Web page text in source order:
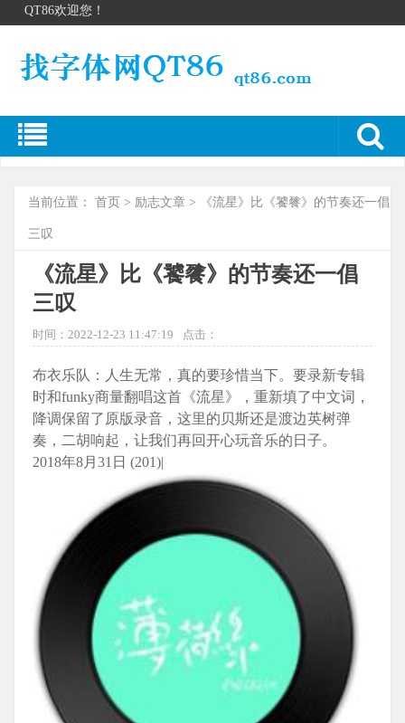
QT86欢迎您！
当前位置： 首页 > 励志文章 > 《流星》比《饕餮》的节奏还一倡
三叹
《流星》比《饕餮》的节奏还一倡
三叹
时间：2022-12-23 11:47:19 点击：
布衣乐队：人生无常，真的要珍惜当下。要录新专辑
时和funky商量翻唱这首《流星》，重新填了中文词，
降调保留了原版录音，这里的贝斯还是渡边英树弹
奏，二胡响起，让我们再回开心玩音乐的日子。
2018年8月31日 (201)|